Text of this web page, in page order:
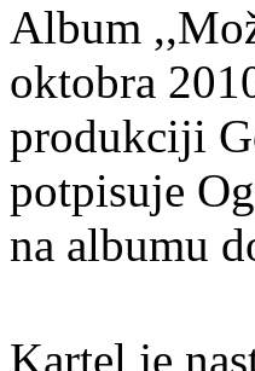
Album
oktobra
produkciji
potpisuje
na albumu
Kartel je